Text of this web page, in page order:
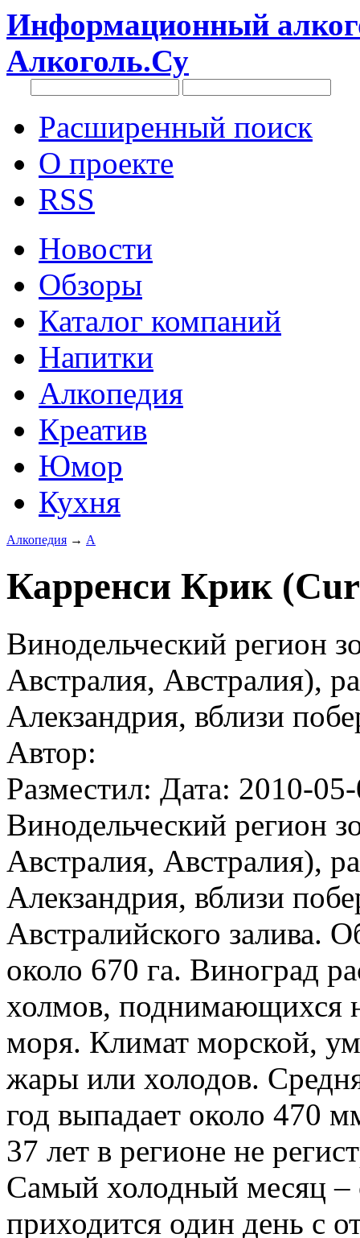
Информационный
Алкоголь.Су
Расширенный поиск
О проекте
RSS
Новости
Обзоры
Каталог компаний
Напитки
Алкопедия
Креатив
Юмор
Кухня
Алкопедия → А
Карренси Крик
Винодельческий регион
Австралия, Австралия),
Алекзандрия, вблизи
Автор:
Разместил: Дата: 2010-
Винодельческий регион
Австралия, Австралия),
Алекзандрия, вблизи
Австралийского залива.
около 670 га. Виноград
холмов, поднимающихся
моря. Климат морской,
жары или холодов.
год выпадает около 470
37 лет в регионе не
Самый холодный месяц –
приходится один день с